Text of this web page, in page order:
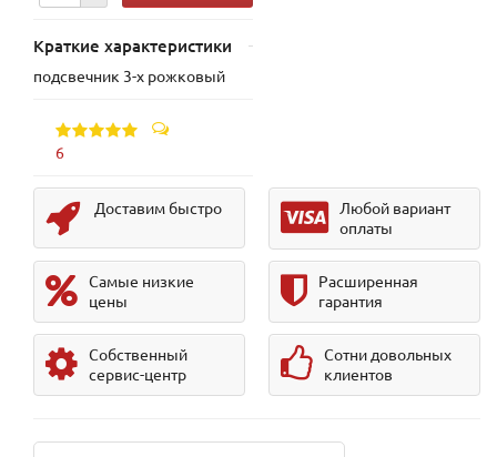
Краткие характеристики
подсвечник 3-х рожковый
6
Доставим быстро
Любой вариант
оплаты
Самые низкие
цены
Расширенная
гарантия
Собственный
сервис-центр
Сотни довольных
клиентов